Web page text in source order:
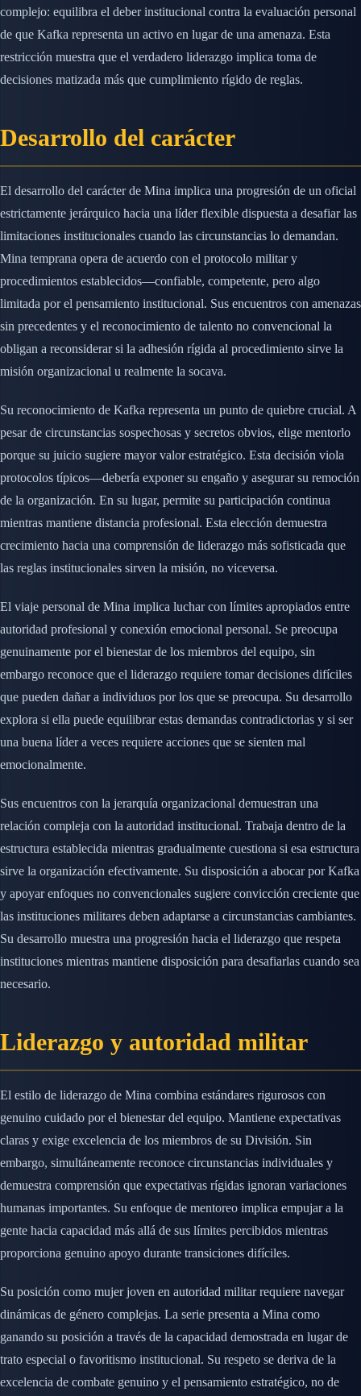
complejo: equilibra el deber institucional contra la evaluación personal
de que Kafka representa un activo en lugar de una amenaza. Esta
restricción muestra que el verdadero liderazgo implica toma de
decisiones matizada más que cumplimiento rígido de reglas.
Desarrollo del carácter
El desarrollo del carácter de Mina implica una progresión de un oficial
estrictamente jerárquico hacia una líder flexible dispuesta a desafiar las
limitaciones institucionales cuando las circunstancias lo demandan.
Mina temprana opera de acuerdo con el protocolo militar y
procedimientos establecidos—confiable, competente, pero algo
limitada por el pensamiento institucional. Sus encuentros con amenazas
sin precedentes y el reconocimiento de talento no convencional la
obligan a reconsiderar si la adhesión rígida al procedimiento sirve la
misión organizacional u realmente la socava.
Su reconocimiento de Kafka representa un punto de quiebre crucial. A
pesar de circunstancias sospechosas y secretos obvios, elige mentorlo
porque su juicio sugiere mayor valor estratégico. Esta decisión viola
protocolos típicos—debería exponer su engaño y asegurar su remoción
de la organización. En su lugar, permite su participación continua
mientras mantiene distancia profesional. Esta elección demuestra
crecimiento hacia una comprensión de liderazgo más sofisticada que
las reglas institucionales sirven la misión, no viceversa.
El viaje personal de Mina implica luchar con límites apropiados entre
autoridad profesional y conexión emocional personal. Se preocupa
genuinamente por el bienestar de los miembros del equipo, sin
embargo reconoce que el liderazgo requiere tomar decisiones difíciles
que pueden dañar a individuos por los que se preocupa. Su desarrollo
explora si ella puede equilibrar estas demandas contradictorias y si ser
una buena líder a veces requiere acciones que se sienten mal
emocionalmente.
Sus encuentros con la jerarquía organizacional demuestran una
relación compleja con la autoridad institucional. Trabaja dentro de la
estructura establecida mientras gradualmente cuestiona si esa estructura
sirve la organización efectivamente. Su disposición a abocar por Kafka
y apoyar enfoques no convencionales sugiere convicción creciente que
las instituciones militares deben adaptarse a circunstancias cambiantes.
Su desarrollo muestra una progresión hacia el liderazgo que respeta
instituciones mientras mantiene disposición para desafiarlas cuando sea
necesario.
Liderazgo y autoridad militar
El estilo de liderazgo de Mina combina estándares rigurosos con
genuino cuidado por el bienestar del equipo. Mantiene expectativas
claras y exige excelencia de los miembros de su División. Sin
embargo, simultáneamente reconoce circunstancias individuales y
demuestra comprensión que expectativas rígidas ignoran variaciones
humanas importantes. Su enfoque de mentoreo implica empujar a la
gente hacia capacidad más allá de sus límites percibidos mientras
proporciona genuino apoyo durante transiciones difíciles.
Su posición como mujer joven en autoridad militar requiere navegar
dinámicas de género complejas. La serie presenta a Mina como
ganando su posición a través de la capacidad demostrada en lugar de
trato especial o favoritismo institucional. Su respeto se deriva de la
excelencia de combate genuino y el pensamiento estratégico, no de